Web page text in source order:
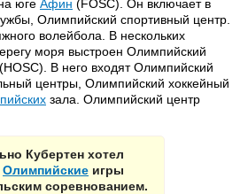
юге Афин (FOSC). Он включает в
Олимпийский спортивный центр.
волейбола. В нескольких
моря выстроен Олимпийский
В него входят Олимпийский
центры, Олимпийский хоккейный
зала. Олимпийский центр
Кубертен хотел
Олимпийские игры
соревнованием.